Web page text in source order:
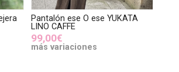
Pantalón ese O ese YUKATA
LINO CAFFE
99,00€
más variaciones